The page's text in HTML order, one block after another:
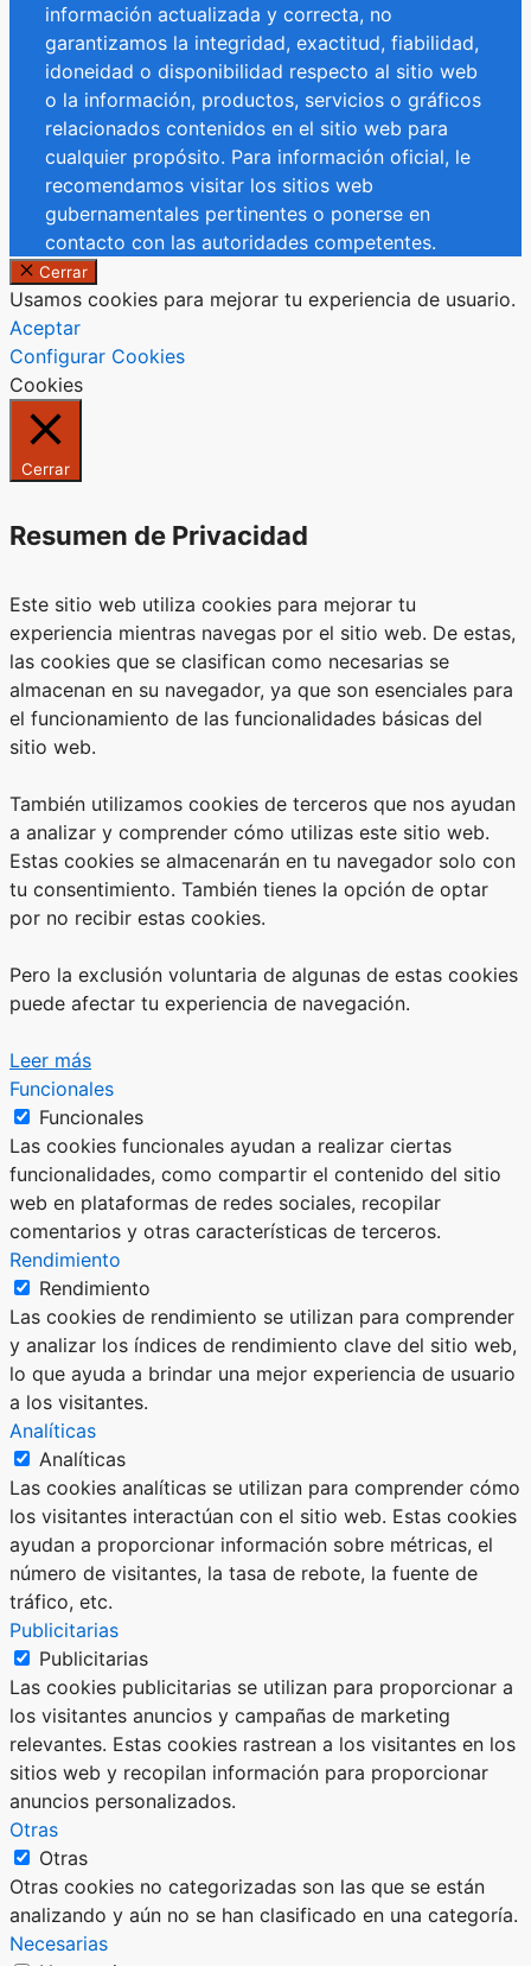
información actualizada y correcta, no
garantizamos la integridad, exactitud, fiabilidad,
idoneidad o disponibilidad respecto al sitio web
o la información, productos, servicios o gráficos
relacionados contenidos en el sitio web para
cualquier propósito. Para información oficial, le
recomendamos visitar los sitios web
gubernamentales pertinentes o ponerse en
contacto con las autoridades competentes.
Cerrar
Usamos cookies para mejorar tu experiencia de usuario.
Aceptar
Configurar Cookies
Cookies
Cerrar
Resumen de Privacidad
Este sitio web utiliza cookies para mejorar tu
experiencia mientras navegas por el sitio web. De estas,
las cookies que se clasifican como necesarias se
almacenan en su navegador, ya que son esenciales para
el funcionamiento de las funcionalidades básicas del
sitio web.
También utilizamos cookies de terceros que nos ayudan
a analizar y comprender cómo utilizas este sitio web.
Estas cookies se almacenarán en tu navegador solo con
tu consentimiento. También tienes la opción de optar
por no recibir estas cookies.
Pero la exclusión voluntaria de algunas de estas cookies
puede afectar tu experiencia de navegación.
Leer más
Funcionales
Funcionales
Las cookies funcionales ayudan a realizar ciertas
funcionalidades, como compartir el contenido del sitio
web en plataformas de redes sociales, recopilar
comentarios y otras características de terceros.
Rendimiento
Rendimiento
Las cookies de rendimiento se utilizan para comprender
y analizar los índices de rendimiento clave del sitio web,
lo que ayuda a brindar una mejor experiencia de usuario
a los visitantes.
Analíticas
Analíticas
Las cookies analíticas se utilizan para comprender cómo
los visitantes interactúan con el sitio web. Estas cookies
ayudan a proporcionar información sobre métricas, el
número de visitantes, la tasa de rebote, la fuente de
tráfico, etc.
Publicitarias
Publicitarias
Las cookies publicitarias se utilizan para proporcionar a
los visitantes anuncios y campañas de marketing
relevantes. Estas cookies rastrean a los visitantes en los
sitios web y recopilan información para proporcionar
anuncios personalizados.
Otras
Otras
Otras cookies no categorizadas son las que se están
analizando y aún no se han clasificado en una categoría.
Necesarias